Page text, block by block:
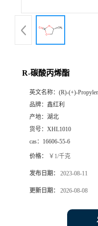
R-碳酸丙烯酯
英文名称： (R)-(+)-
品牌： 鑫红利
产地： 湖北
货号： XHL1010
cas： 16606-55-6
价格： ￥1/千克
发布日期： 2023-08-11
更新日期： 2026-08-08